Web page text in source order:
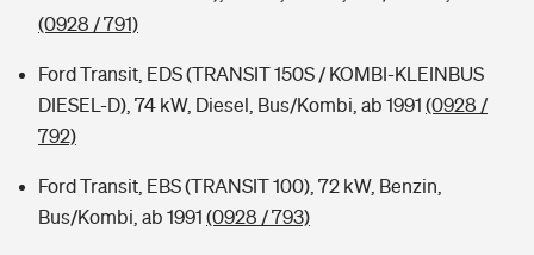
(0928 / 791)
Ford Transit, EDS (TRANSIT 150S / KOMBI-KLEINBUS
DIESEL-D), 74 kW, Diesel, Bus/Kombi, ab 1991 (0928 /
792)
Ford Transit, EBS (TRANSIT 100), 72 kW, Benzin,
Bus/Kombi, ab 1991 (0928 / 793)